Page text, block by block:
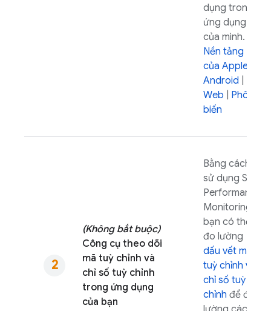
dụng trong
ứng dụng
của mình.
Nền tảng
của Apple
Android
Web
Phô
biến
(Không bắt buộc)
Công cụ theo dõi
mã tuỳ chỉnh và
chỉ số tuỳ chỉnh
trong ứng dụng
của bạn
Bằng cách
sử dụng SDK
Performance
Monitoring
bạn có thể
đo lường
dấu vết mã
tuỳ chỉnh và
chỉ số tuỳ
chỉnh để đo